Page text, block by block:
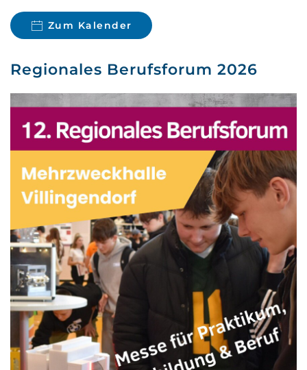
Zum Kalender
Regionales Berufsforum 2026